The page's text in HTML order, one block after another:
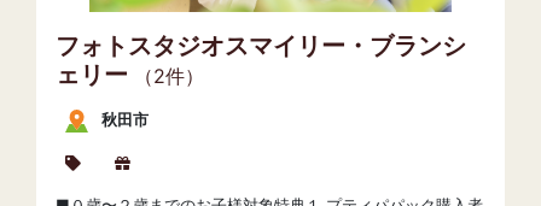
フォトスタジオスマイリー・ブランシ
ェリー
（2件）
秋田市